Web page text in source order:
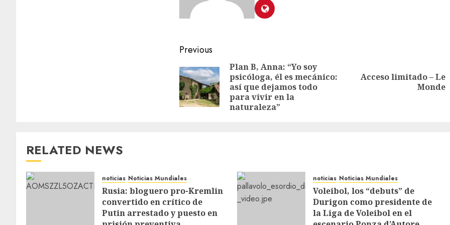
Previous
Plan B, Anna: “Yo soy
psicóloga, él es mecánico:
así que dejamos todo
para vivir en la
naturaleza”
Acceso limitado – Le
Monde
RELATED NEWS
noticias Noticias Mundiales
Rusia: bloguero pro-Kremlin
convertido en crítico de
Putin arrestado y puesto en
noticias Noticias Mundiales
Voleibol, los “debuts” de
Durigon como presidente de
la Liga de Voleibol en el